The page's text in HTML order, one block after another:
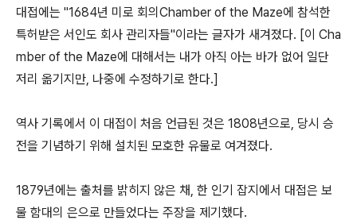
대접에는 "1684년 미로 회의Chamber of the Maze에 참석한
특허받은 서인도 회사 관리자들"이라는 글자가 새겨졌다. [이 Cha
mber of the Maze에 대해서는 내가 아직 아는 바가 없어 일단
저리 옮기지만, 나중에 수정하기로 한다.]
역사 기록에서 이 대접이 처음 언급된 것은 1808년으로, 당시 승
전을 기념하기 위해 설치된 모호한 유물로 여겨졌다.
1879년에는 출처를 밝히지 않은 채, 한 인기 잡지에서 대접은 보
물 함대의 은으로 만들었다는 주장을 제기했다.